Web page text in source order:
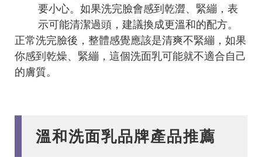
要小心。如果洗完臉會感到乾澀、緊繃，表
示可能清潔過頭，建議換成更溫和的配方。
正常洗完臉後，整體感覺應該是清爽不緊繃，如果
你感到乾燥、緊繃，這個洗面乳可能就不適合自己
的膚質。
溫和洗面乳品牌產品推薦